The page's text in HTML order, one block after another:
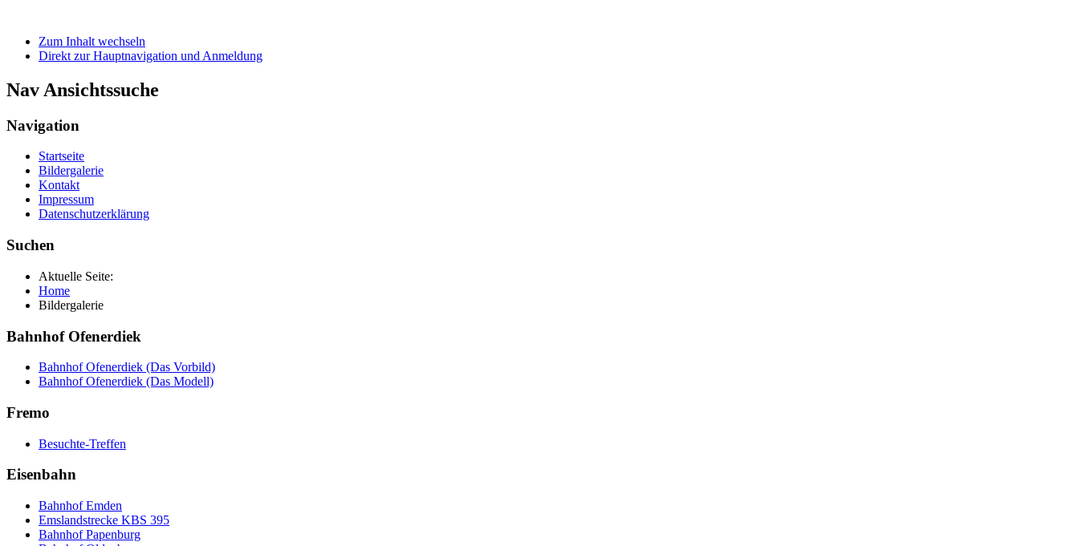
Zum Inhalt wechseln
Direkt zur Hauptnavigation und Anmeldung
Nav Ansichtssuche
Navigation
Startseite
Bildergalerie
Kontakt
Impressum
Datenschutzerklärung
Suchen
Aktuelle Seite:
Home
Bildergalerie
Bahnhof Ofenerdiek
Bahnhof Ofenerdiek (Das Vorbild)
Bahnhof Ofenerdiek (Das Modell)
Fremo
Besuchte-Treffen
Eisenbahn
Bahnhof Emden
Emslandstrecke KBS 395
Bahnhof Papenburg